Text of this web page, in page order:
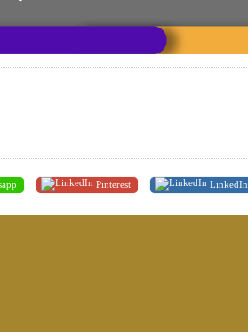
Pinterest LinkedIn